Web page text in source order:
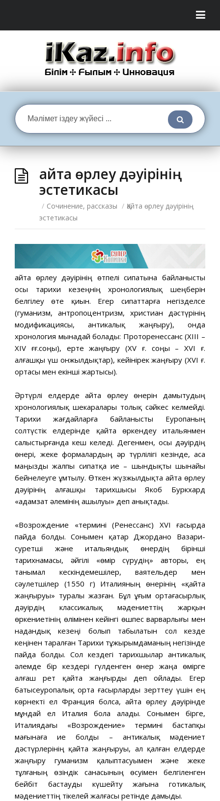
Қайта өрлеу дәуірінің
эстетикасы
/ Сочинение, рассказы / Қайта өрлеу дәуірінің
эстетикасы
Қайта өрлеу дәуірінің өтпелі сипатына байланысты
осы тарихи кезеңнің хронологиялық шеңберін
белгілеу өте қиын. Егер сипаттарға негізделсе
(гуманизм, антропоцентризм, христиан дәстүрінің
модификациясы, антикалық жаңғыру), онда
хронология мынадай болады: Проторенессанс (XIII –
XIV ғғ.соңы), ерте жаңғыру (XV ғ. соңы – XVI ғ.
алғашқы үш онжылдықтар), кейінірек жаңғыру (XVI ғ.
ортасы мен екінші жартысы).
Әртүрлі елдерде Қайта өрлеу өнерін дамытудың
хронологиялық шекаралары толық сәйкес келмейді.
Тарихи жағдайларға байланысты Еуропаның
солтүстік елдерінде қайта өркендеу итальянмен
салыстырғанда кеш келеді. Дегенмен, осы дәуірдің
өнері, жеке формалардың әр түрлілігі кезінде, аса
маңызды жалпы сипатқа ие – шындықты шынайы
бейнелеуге ұмтылу. Өткен жүзжылдықта Қайта өрлеу
дәуірінің алғашқы тарихшысы Якоб Буркхард
«адамзат әлемінің ашылуы» деп анықтады.
«Возрождение «термині (Ренессанс) XVI ғасырда
пайда болды. Сонымен қатар Джордано Вазари-
суретші және итальяндық өнердің бірінші
тарихнамасы, әйгілі «өмір сүрудің» авторы, ең
танымал кескіндемешілер, ваятельдер мен
сәулетшілер (1550 г) Италияның өнерінің «қайта
жаңғыруы» туралы жазған. Бұл ұғым ортағасырлық
дәуірдің классикалық мәдениеттің жарқын
өркениетінің өлімінен кейінгі өшпес варварлығы мен
надандық кезеңі болып табылатын сол кезде
кеңінен таралған Тарихи тұжырымдаманың негізінде
пайда болды. Сол кездегі тарихшылар антикалық
әлемде бір кездері гүлденген өнер жаңа өмірге
алғаш рет қайта жаңғырды деп ойлады. Егер
батысеуропалық орта ғасырларды зерттеу үшін ең
көрнекті ел Франция болса, Қайта өрлеу дәуірінде
мұндай ел Италия бола алады. Сонымен бірге,
Италиядағы «Возрождение» термині бастапқы
мағынаға ие болды – антикалық мәдениет
дәстүрлерінің қайта жаңғыруы, ал қалған елдерде
жаңғыру гуманизм қалыптасуымен және жеке
тұлғаның өзіндік санасының өсуімен белгіленген
бейбіт бастауды күшейту жағына готикалық
мәдениеттің тікелей жалғасы ретінде дамыды.